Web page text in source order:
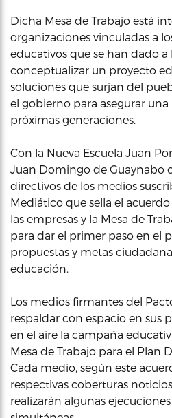
Dicha Mesa de Trabajo está
organizaciones vinculadas a
educativos que se han dado a
conceptualizar un proyecto
soluciones que surjan del
el gobierno para asegurar
próximas generaciones.
Con la Nueva Escuela Juan
Juan Domingo de Guaynabo
directivos de los medios
Mediático que sella el
las empresas y la Mesa de
para dar el primer paso en el
propuestas y metas
educación.
Los medios firmantes del
respaldar con espacio en sus
en el aire la campaña
Mesa de Trabajo para el Plan
Cada medio, según este
respectivas coberturas
realizarán algunas